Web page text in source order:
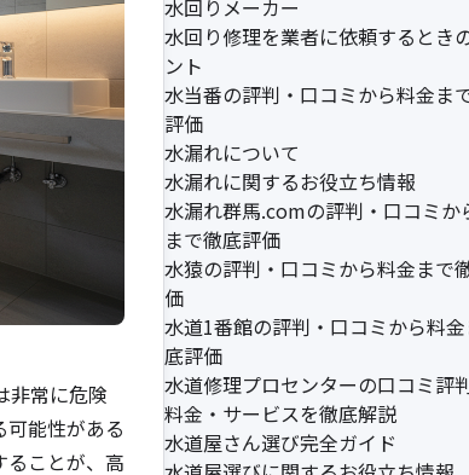
非常に危険
能性がある
ることが、高
水回りメーカー
水回り修理を業者に依頼するとき
ント
水当番の評判・口コミから料金ま
評価
水漏れについて
水漏れに関するお役立ち情報
水漏れ群馬.comの評判・口コミか
まで徹底評価
水猿の評判・口コミから料金まで
価
水道1番館の評判・口コミから料
底評価
水道修理プロセンターの口コミ評
料金・サービスを徹底解説
水道屋さん選び完全ガイド